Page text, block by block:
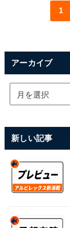
1
アーカイブ
新しい記事